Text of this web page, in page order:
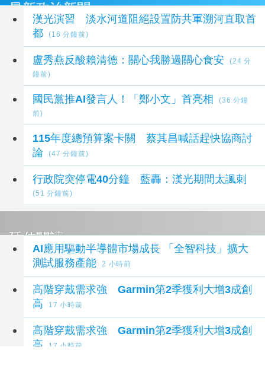
最新政治新聞
漢光演習 淡水河道阻絕設置防共軍溯河直取首
都
(16 分鐘前)
盧秀燕反酸賴清德：關心我勝過關心食安
(24 分
鐘前)
國民黨推AI發言人！「鄭小文」首亮相
(36 分鐘
前)
115年度總預算案卡關 蔡其昌喊話趕快協商討
論
(47 分鐘前)
行政院突停電40分鐘 藍轟：漢光期間太諷刺
(51 分鐘前)
延伸閱讀
AI應用驅動半導體市場成長 「全智科技」擴大
測試服務產能
2 小時前
高階穿戴需求強 Garmin第2季獲利大增3成創
高
17 小時前
高階穿戴需求強 Garmin第2季獲利大增3成創
高
17 小時前